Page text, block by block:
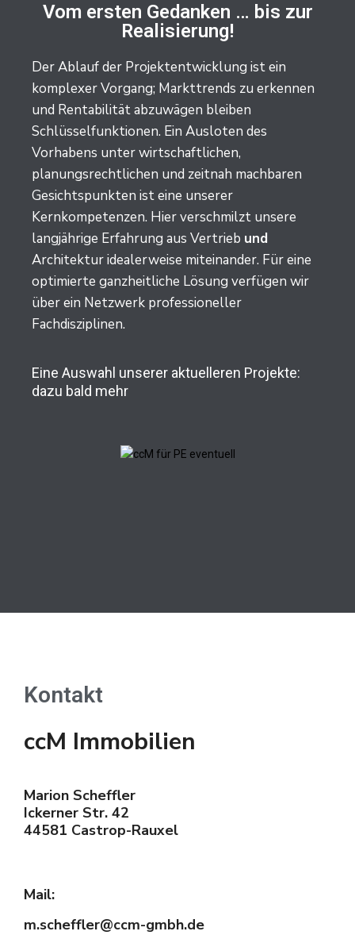
Vom ersten Gedanken … bis zur
Realisierung!
Der Ablauf der Projektentwicklung ist ein
komplexer Vorgang; Markttrends zu erkennen
und Rentabilität abzuwägen bleiben
Schlüsselfunktionen. Ein Ausloten des
Vorhabens unter wirtschaftlichen,
planungsrechtlichen und zeitnah machbaren
Gesichtspunkten ist eine unserer
Kernkompetenzen. Hier verschmilzt unsere
langjährige Erfahrung aus Vertrieb und
Architektur idealerweise miteinander. Für eine
optimierte ganzheitliche Lösung verfügen wir
über ein Netzwerk professioneller
Fachdisziplinen.
Eine Auswahl unserer aktuelleren Projekte:
dazu bald mehr
Kontakt
ccM Immobilien
Marion Scheffler
Ickerner Str. 42
44581 Castrop-Rauxel
Mail:
m.scheffler@ccm-gmbh.de